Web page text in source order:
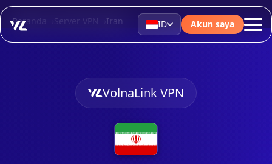
ID Akun saya
Beranda Server VPN Iran
VolnaLink VPN